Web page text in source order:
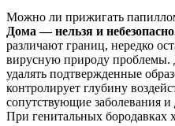
Можно ли прижигать
Дома — нельзя и
различают границ, нередко
вирусную природу
удалять подтвержденные
контролирует глубину
сопутствующие заболевания и
При генитальных бородавках